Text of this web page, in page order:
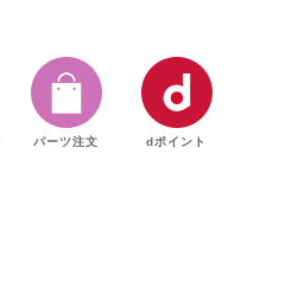
パーツ注文 dポイント